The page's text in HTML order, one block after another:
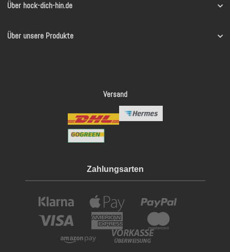
Über hock-dich-hin.de
Über unsere Produkte
Versand
Zahlungsarten